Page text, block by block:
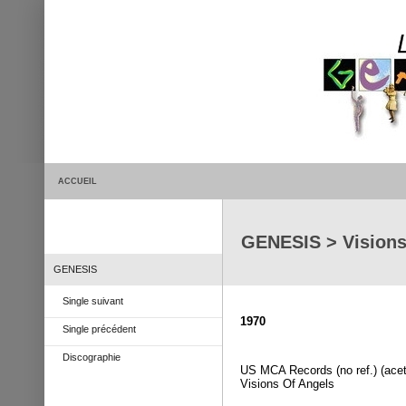
ACCUEIL
GENESIS
Single suivant
Single précédent
Discographie
GENESIS >
1970
US MCA Records (no ref.)
Visions Of Angels